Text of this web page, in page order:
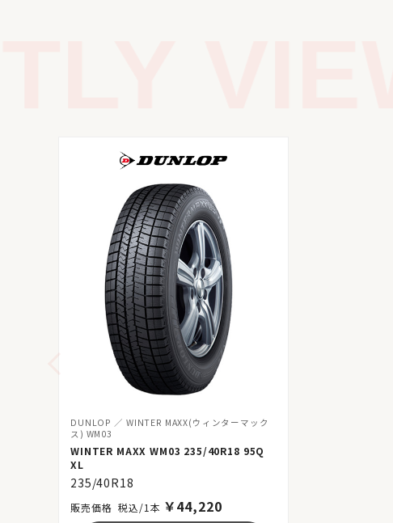
DUNLOP
WINTER MAXX(ウィンターマック
ス) WM03
WINTER MAXX WM03 235/40R18 95Q
XL
235/40R18
税込/1本 ￥44,220